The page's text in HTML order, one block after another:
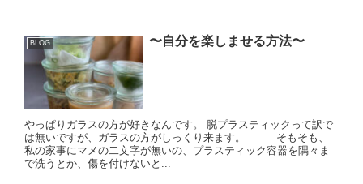
BLOG 〜自分を楽しませる方法〜
やっぱりガラスの方が好きなんです。 脱プラスティックって訳で
は無いですが、ガラスの方がしっくり来ます。 そもそも、
私の家事にマメの二文字が無いの、プラスティック容器を隅々ま
で洗うとか、傷を付けないと...